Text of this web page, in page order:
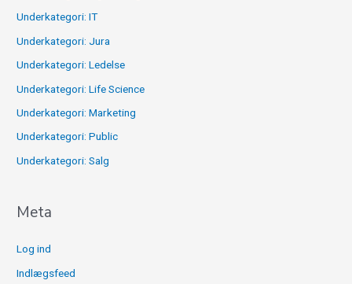
Underkategori: IT
Underkategori: Jura
Underkategori: Ledelse
Underkategori: Life Science
Underkategori: Marketing
Underkategori: Public
Underkategori: Salg
Meta
Log ind
Indlægsfeed